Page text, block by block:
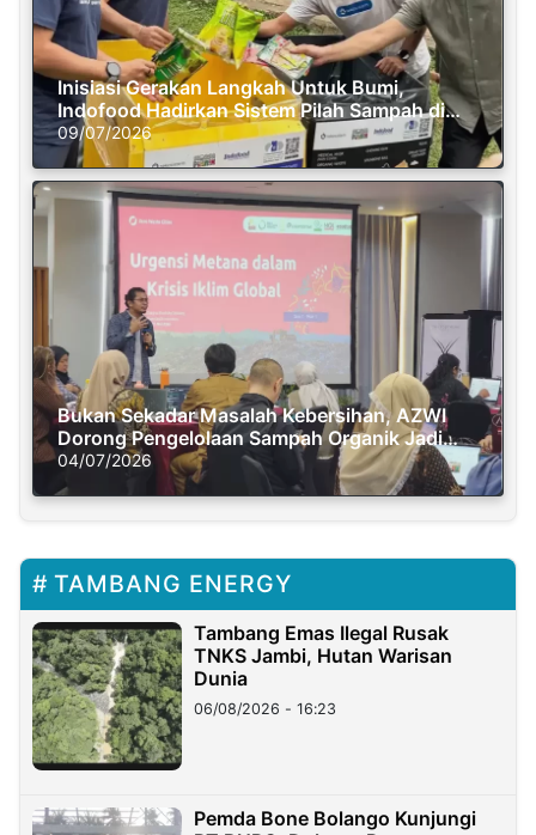
Inisiasi Gerakan Langkah Untuk Bumi,
Indofood Hadirkan Sistem Pilah Sampah di
Semasa Piknik
09/07/2026
Bukan Sekadar Masalah Kebersihan, AZWI
Dorong Pengelolaan Sampah Organik Jadi
Solusi Krisis Iklim
04/07/2026
TAMBANG ENERGY
Tambang Emas Ilegal Rusak
TNKS Jambi, Hutan Warisan
Dunia
06/08/2026 - 16:23
Pemda Bone Bolango Kunjungi